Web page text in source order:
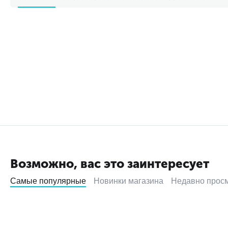
Возможно, вас это заинтересует
Самые популярные Новинки магазина Недавно